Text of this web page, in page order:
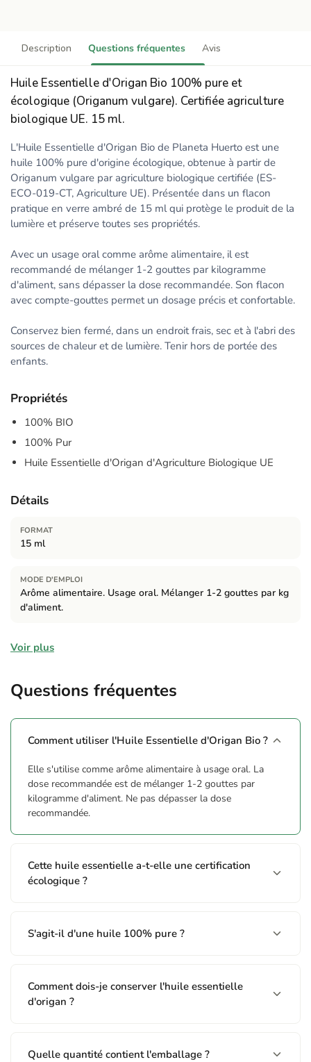
Description Questions fréquentes Avis
Huile Essentielle d'Origan Bio 100% pure et
écologique (Origanum vulgare). Certifiée agriculture
biologique UE. 15 ml.
L'Huile Essentielle d'Origan Bio de Planeta Huerto est une
huile 100% pure d'origine écologique, obtenue à partir de
Origanum vulgare par agriculture biologique certifiée (ES-
ECO-019-CT, Agriculture UE). Présentée dans un flacon
pratique en verre ambré de 15 ml qui protège le produit de la
lumière et préserve toutes ses propriétés.
Avec un usage oral comme arôme alimentaire, il est
recommandé de mélanger 1-2 gouttes par kilogramme
d'aliment, sans dépasser la dose recommandée. Son flacon
avec compte-gouttes permet un dosage précis et confortable.
Conservez bien fermé, dans un endroit frais, sec et à l'abri des
sources de chaleur et de lumière. Tenir hors de portée des
enfants.
Propriétés
100% BIO
100% Pur
Huile Essentielle d'Origan d'Agriculture Biologique UE
Détails
FORMAT
15 ml
MODE D'EMPLOI
Arôme alimentaire. Usage oral. Mélanger 1-2 gouttes par kg
d'aliment.
Ingrédients
Avertissements
Ne pas dépasser la dose recommandée. Tenir hors de portée
des enfants. Conservation : Conserver bien fermé, dans un
Voir plus
Questions fréquentes
Comment utiliser l'Huile Essentielle d'Origan Bio ?
Elle s'utilise comme arôme alimentaire à usage oral. La
dose recommandée est de mélanger 1-2 gouttes par
kilogramme d'aliment. Ne pas dépasser la dose
recommandée.
Cette huile essentielle a-t-elle une certification
écologique ?
S'agit-il d'une huile 100% pure ?
Comment dois-je conserver l'huile essentielle
d'origan ?
Quelle quantité contient l'emballage ?